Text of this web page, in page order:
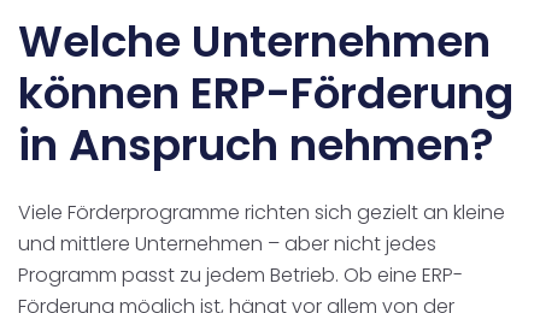
Welche Unternehmen
können ERP-Förderung
in Anspruch nehmen?
Viele Förderprogramme richten sich gezielt an kleine
und mittlere Unternehmen – aber nicht jedes
Programm passt zu jedem Betrieb. Ob eine ERP-
Förderung möglich ist, hängt vor allem von der